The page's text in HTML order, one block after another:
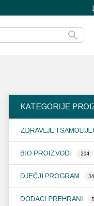
KATEGORIJE
ZDRAVLJE I
BIO PROIZVODI 204
DJEČJI PROGRAM
DODACI PREHRANI